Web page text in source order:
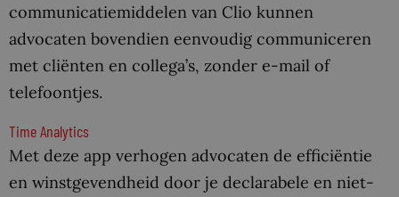
communicatiemiddelen van Clio kunnen
advocaten bovendien eenvoudig communiceren
met cliënten en collega’s, zonder e-mail of
telefoontjes.
Time Analytics
Met deze app verhogen advocaten de efficiëntie
en winstgevendheid door je declarabele en niet-